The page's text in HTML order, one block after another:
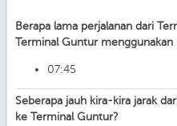
Berapa lama perjalanan dari
Terminal Guntur menggunakan
07:45
Seberapa jauh kira-kira jarak
ke Terminal Guntur?